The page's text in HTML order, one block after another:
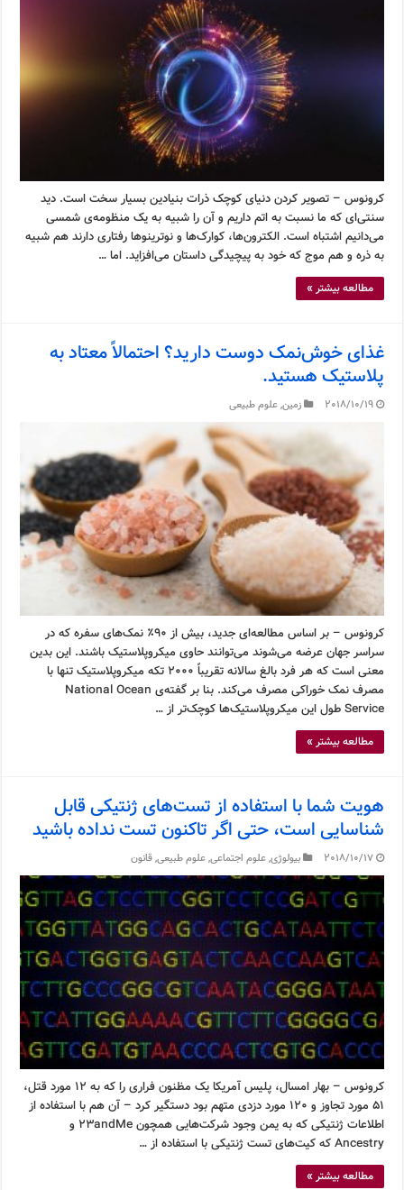
کرونوس – تصویر کردن دنیای کوچک ذرات بنیادین بسیار سخت است. دید
سنتی‌ای که ما نسبت به اتم داریم و آن را شبیه به یک منظومه‌ی شمسی
می‌دانیم اشتباه است. الکترون‌ها، کوارک‌ها و نوترینوها رفتاری دارند هم شبیه
به ذره و هم موج که خود به پیچیدگی داستان می‌افزاید. اما …
مطالعه بیشتر »
غذای خوش‌نمک دوست دارید؟ احتمالاً معتاد به
پلاستیک هستید.
2018/10/19 زمین,علوم طبیعی
کرونوس – بر اساس مطالعه‌ای جدید، بیش از ۹۰٪ نمک‌های سفره که در
سراسر جهان عرضه می‌شوند می‌توانند حاوی میکروپلاستیک باشند. این بدین
معنی است که هر فرد بالغ سالانه تقریباً ۲۰۰۰ تکه میکروپلاستیک تنها با
مصرف نمک خوراکی مصرف می‌کند. بنا بر گفته‌ی National Ocean
Service طول این میکروپلاستیک‌ها کوچک‌تر از …
مطالعه بیشتر »
هویت شما با استفاده از تست‌های ژنتیکی قابل
شناسایی است، حتی اگر تاکنون تست نداده باشید
2018/10/17 بیولوژی,علوم اجتماعی,علوم طبیعی,قانون
کرونوس – بهار امسال، پلیس آمریکا یک مظنون فراری را که به ۱۲ مورد قتل،
۵۱ مورد تجاوز و ۱۲۰ مورد دزدی متهم بود دستگیر کرد – آن هم با استفاده از
اطلاعات ژنتیکی که به یمن وجود شرکت‌هایی همچون 23andMe و
Ancestry که کیت‌های تست ژنتیکی با استفاده از …
مطالعه بیشتر »